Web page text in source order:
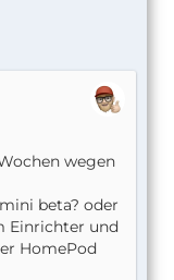
wegen
beta? oder
Einrichter und
HomePod